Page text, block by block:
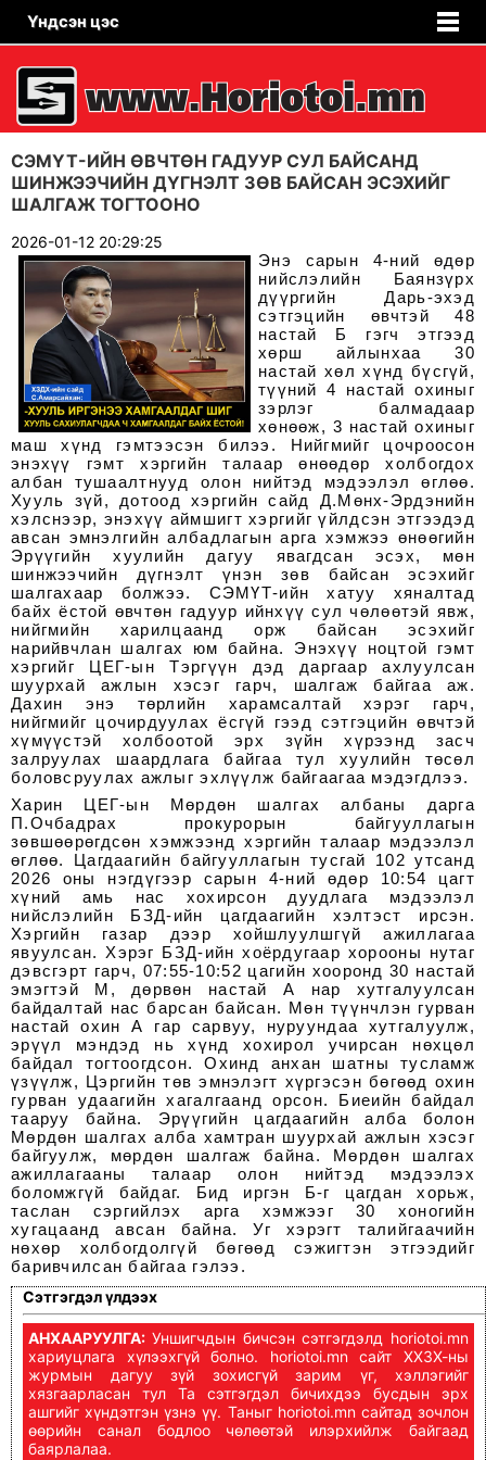
Үндсэн цэс
СЭМҮТ-ИЙН ӨВЧТӨН ГАДУУР СУЛ БАЙСАНД
ШИНЖЭЭЧИЙН ДҮГНЭЛТ ЗӨВ БАЙСАН ЭСЭХИЙГ
ШАЛГАЖ ТОГТООНО
2026-01-12 20:29:25
Энэ сарын 4-ний өдөр
нийслэлийн Баянзүрх
дүүргийн Дарь-эхэд
сэтгэцийн өвчтэй 48
настай Б гэгч этгээд
хөрш айлынхаа 30
настай хөл хүнд бүсгүй,
түүний 4 настай охиныг
зэрлэг балмадаар
хөнөөж, 3 настай охиныг
маш хүнд гэмтээсэн билээ. Нийгмийг цочроосон
энэхүү гэмт хэргийн талаар өнөөдөр холбогдох
албан тушаалтнууд олон нийтэд мэдээлэл өглөө.
Хууль зүй, дотоод хэргийн сайд Д.Мөнх-Эрдэнийн
хэлснээр, энэхүү аймшигт хэргийг үйлдсэн этгээдэд
авсан эмнэлгийн албадлагын арга хэмжээ өнөөгийн
Эрүүгийн хуулийн дагуу явагдсан эсэх, мөн
шинжээчийн дүгнэлт үнэн зөв байсан эсэхийг
шалгахаар болжээ. СЭМҮТ-ийн хатуу хяналтад
байх ёстой өвчтөн гадуур ийнхүү сул чөлөөтэй явж,
нийгмийн харилцаанд орж байсан эсэхийг
нарийвчлан шалгах юм байна. Энэхүү ноцтой гэмт
хэргийг ЦЕГ-ын Тэргүүн дэд даргаар ахлуулсан
шуурхай ажлын хэсэг гарч, шалгаж байгаа аж.
Дахин энэ төрлийн харамсалтай хэрэг гарч,
нийгмийг цочирдуулах ёсгүй гээд сэтгэцийн өвчтэй
хүмүүстэй холбоотой эрх зүйн хүрээнд засч
залруулах шаардлага байгаа тул хуулийн төсөл
боловсруулах ажлыг эхлүүлж байгаагаа мэдэгдлээ.
Харин ЦЕГ-ын Мөрдөн шалгах албаны дарга
П.Очбадрах прокурорын байгууллагын
зөвшөөрөгдсөн хэмжээнд хэргийн талаар мэдээлэл
өглөө. Цагдаагийн байгууллагын тусгай 102 утсанд
2026 оны нэгдүгээр сарын 4-ний өдөр 10:54 цагт
хүний амь нас хохирсон дуудлага мэдээлэл
нийслэлийн БЗД-ийн цагдаагийн хэлтэст ирсэн.
Хэргийн газар дээр хойшлуулшгүй ажиллагаа
явуулсан. Хэрэг БЗД-ийн хоёрдугаар хорооны нутаг
дэвсгэрт гарч, 07:55-10:52 цагийн хооронд 30 настай
эмэгтэй М, дөрвөн настай А нар хутгалуулсан
байдалтай нас барсан байсан. Мөн түүнчлэн гурван
настай охин А гар сарвуу, нуруундаа хутгалуулж,
эрүүл мэндэд нь хүнд хохирол учирсан нөхцөл
байдал тогтоогдсон. Охинд анхан шатны тусламж
үзүүлж, Цэргийн төв эмнэлэгт хүргэсэн бөгөөд охин
гурван удаагийн хагалгаанд орсон. Биеийн байдал
тааруу байна. Эрүүгийн цагдаагийн алба болон
Мөрдөн шалгах алба хамтран шуурхай ажлын хэсэг
байгуулж, мөрдөн шалгаж байна. Мөрдөн шалгах
ажиллагааны талаар олон нийтэд мэдээлэх
боломжгүй байдаг. Бид иргэн Б-г цагдан хорьж,
таслан сэргийлэх арга хэмжээг 30 хоногийн
хугацаанд авсан байна. Уг хэрэгт талийгаачийн
нөхөр холбогдолгүй бөгөөд сэжигтэн этгээдийг
баривчилсан байгаа гэлээ.
Сэтгэгдэл үлдээх
АНХААРУУЛГА: Уншигчдын бичсэн сэтгэгдэлд horiotoi.mn
хариуцлага хүлээхгүй болно. horiotoi.mn сайт ХХЗХ-ны
журмын дагуу зүй зохисгүй зарим үг, хэллэгийг
хязгаарласан тул Та сэтгэгдэл бичихдээ бусдын эрх
ашгийг хүндэтгэн үзнэ үү. Таныг horiotoi.mn сайтад зочлон
өөрийн санал бодлоо чөлөөтэй илэрхийлж байгаад
баярлалаа.